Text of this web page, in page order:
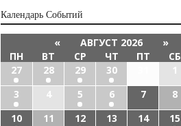
Календарь Cобытий
« АВГУСТ 2026
»
ПН
ВТ СР ЧТ ПТ СБ
27
28 29 30 1
3
4 5 6 7 8
10
11 12 13 14 15